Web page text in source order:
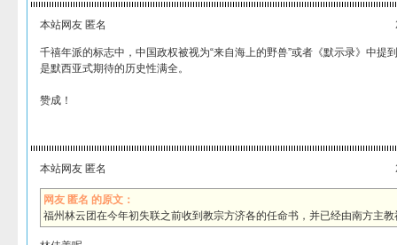
本站网友 匿名
千禧年派的标志中，中国政权被视为“来自海上的野兽”或者《默示录》中提
是默西亚式期待的历史性满全。
赞成！
本站网友 匿名
网友 匿名 的原文：
福州林云团在今年初失联之前收到教宗方济各的任命书，并已经由南方主